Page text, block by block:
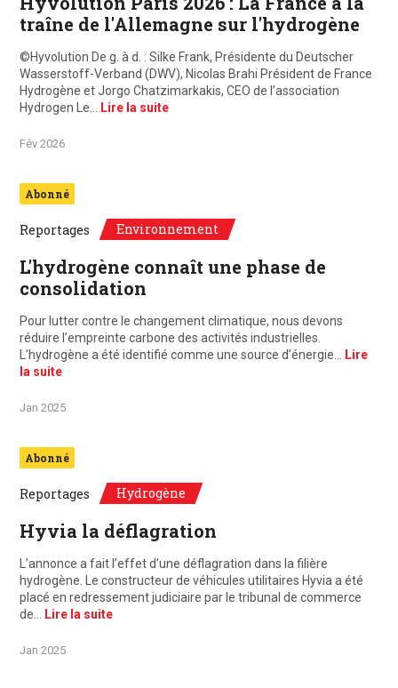
traîne de l'Allemagne sur l'hydrogène
©Hyvolution De g. à d. : Silke Frank, Présidente du Deutscher
Wasserstoff-Verband (DWV), Nicolas Brahi Président de France
Hydrogène et Jorgo Chatzimarkakis, CEO de l’association
Hydrogen Le…
Lire la suite
Fév 2026
Abonné
Reportages Environnement
L'hydrogène connaît une phase de
consolidation
Pour lutter contre le changement climatique, nous devons
réduire l’empreinte carbone des activités industrielles.
L’hydrogène a été identifié comme une source d’énergie…
Lire
la suite
Jan 2025
Abonné
Reportages Hydrogène
Hyvia la déflagration
L’annonce a fait l’effet d’une déflagration dans la filière
hydrogène. Le constructeur de véhicules utilitaires Hyvia a été
placé en redressement judiciaire par le tribunal de commerce
de…
Lire la suite
Jan 2025